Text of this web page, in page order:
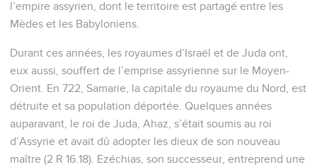
l’empire assyrien, dont le territoire est partagé entre les
Mèdes et les Babyloniens.
Durant ces années, les royaumes d’Israël et de Juda ont,
eux aussi, souffert de l’emprise assyrienne sur le Moyen-
Orient. En 722, Samarie, la capitale du royaume du Nord, est
détruite et sa population déportée. Quelques années
auparavant, le roi de Juda, Ahaz, s’était soumis au roi
d’Assyrie et avait dû adopter les dieux de son nouveau
maître (2 R 16.18). Ezéchias, son successeur, entreprend une